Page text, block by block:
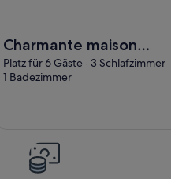
Charmante maison
avec piscine
chauffée et jardin
Creuse
Platz für 6 Gäste · 3 Schlafzimmer ·
1 Badezimmer